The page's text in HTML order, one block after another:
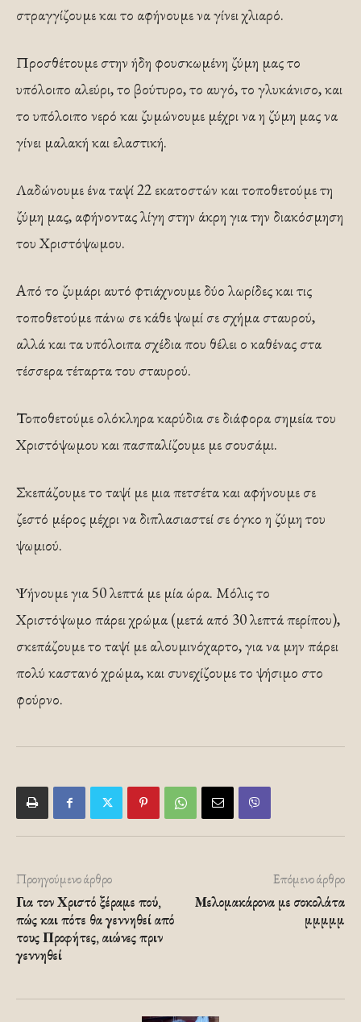
στραγγίζουμε και το αφήνουμε να γίνει χλιαρό.
Προσθέτουμε στην ήδη φουσκωμένη ζύμη μας το
υπόλοιπο αλεύρι, το βούτυρο, το αυγό, το γλυκάνισο, και
το υπόλοιπο νερό και ζυμώνουμε μέχρι να η ζύμη μας να
γίνει μαλακή και ελαστική.
Λαδώνουμε ένα ταψί 22 εκατοστών και τοποθετούμε τη
ζύμη μας, αφήνοντας λίγη στην άκρη για την διακόσμηση
του Χριστόψωμου.
Από το ζυμάρι αυτό φτιάχνουμε δύο λωρίδες και τις
τοποθετούμε πάνω σε κάθε ψωμί σε σχήμα σταυρού,
αλλά και τα υπόλοιπα σχέδια που θέλει ο καθένας στα
τέσσερα τέταρτα του σταυρού.
Τοποθετούμε ολόκληρα καρύδια σε διάφορα σημεία του
Χριστόψωμου και πασπαλίζουμε με σουσάμι.
Σκεπάζουμε το ταψί με μια πετσέτα και αφήνουμε σε
ζεστό μέρος μέχρι να διπλασιαστεί σε όγκο η ζύμη του
ψωμιού.
Ψήνουμε για 50 λεπτά με μία ώρα. Μόλις το
Χριστόψωμο πάρει χρώμα (μετά από 30 λεπτά περίπου),
σκεπάζουμε το ταψί με αλουμινόχαρτο, για να μην πάρει
πολύ καστανό χρώμα, και συνεχίζουμε το ψήσιμο στο
φούρνο.
Προηγούμενο άρθρο
Για τον Χριστό ξέραμε πού,
πώς και πότε θα γεννηθεί από
τους Προφήτες, αιώνες πριν
γεννηθεί
Επόμενο άρθρο
Μελομακάρονα με σοκολάτα
μμμμμ